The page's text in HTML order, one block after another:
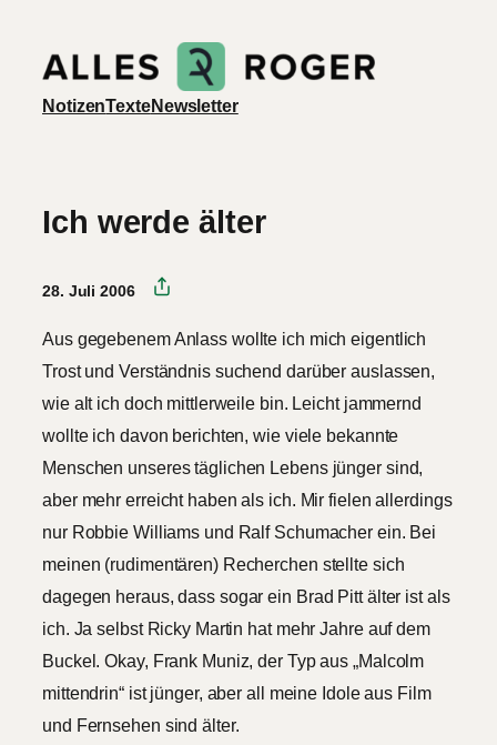
Inhalt
springen
NotizenTexteNewsletter
Ich werde älter
28. Juli 2006
Aus gegebenem Anlass wollte ich mich eigentlich
Trost und Verständnis suchend darüber auslassen,
wie alt ich doch mittlerweile bin. Leicht jammernd
wollte ich davon berichten, wie viele bekannte
Menschen unseres täglichen Lebens jünger sind,
aber mehr erreicht haben als ich. Mir fielen allerdings
nur Robbie Williams und Ralf Schumacher ein. Bei
meinen (rudimentären) Recherchen stellte sich
dagegen heraus, dass sogar ein Brad Pitt älter ist als
ich. Ja selbst Ricky Martin hat mehr Jahre auf dem
Buckel. Okay, Frank Muniz, der Typ aus „Malcolm
mittendrin“ ist jünger, aber all meine Idole aus Film
und Fernsehen sind älter.